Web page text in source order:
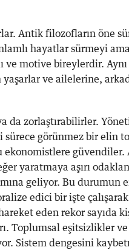
Antik filozofların öne
hayatlar sürmeyi
ve motive bireylerdir.
ve ailelerine,
da zorlaştırabilirler.
sürece görünmez bir elin
ekonomistlere güvendiler.
yaratmaya aşırı
geliyor. Bu durumun
edici bir işte çalışarak
eden rekor sayıda
Toplumsal eşitsizlikler ve
Sistem dengesini